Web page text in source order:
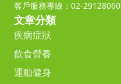
客戶服務專線：02-29128060
文章分類
疾病症狀
飲食營養
運動健身